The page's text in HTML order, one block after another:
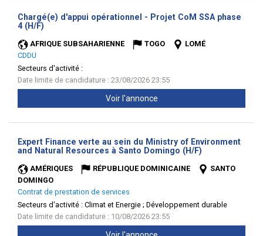
Chargé(e) d'appui opérationnel - Projet CoM SSA phase
4 (H/F)
AFRIQUE SUBSAHARIENNE TOGO
LOMÉ
CDDU
Secteurs d'activité :
Date limite de candidature : 23/08/2026 23:55
Voir l'annonce
Expert Finance verte au sein du Ministry of Environment
and Natural Resources à Santo Domingo (H/F)
AMÉRIQUES RÉPUBLIQUE DOMINICAINE
SANTO
DOMINGO
Contrat de prestation de services
Secteurs d'activité : Climat et Energie ; Développement durable
Date limite de candidature : 10/08/2026 23:55